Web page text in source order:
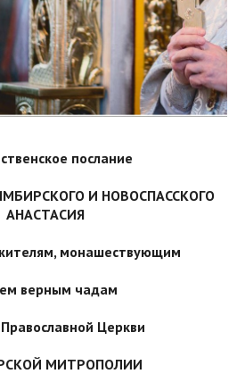
послание
И НОВОСПАССКОГО
АНАСТАСИЯ
монашествующим
верным чадам
Церкви
МИТРОПОЛИИ